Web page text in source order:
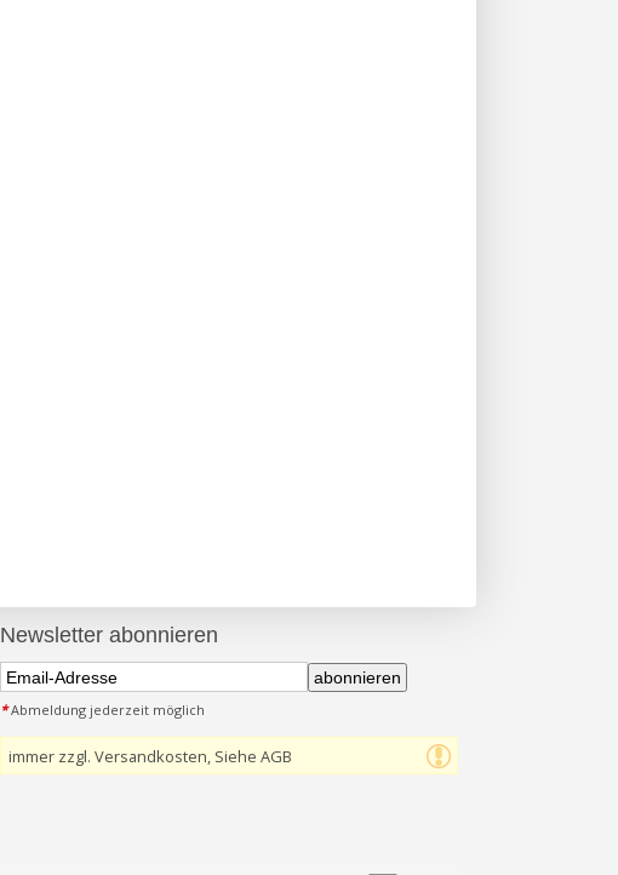
Newsletter abonnieren
abonnieren
*Abmeldung jederzeit möglich
immer zzgl. Versandkosten, Siehe AGB